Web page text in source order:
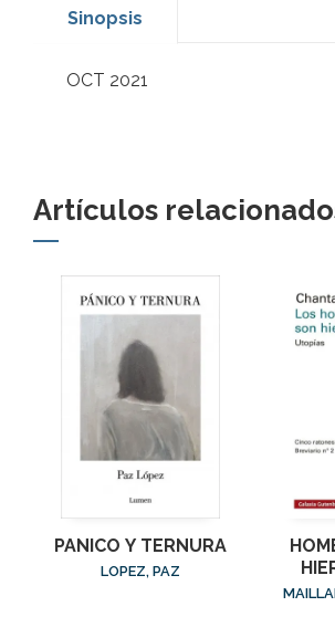
Sinopsis
OCT 2021
Artículos
PANICO Y TERNURA
LOPEZ, PAZ